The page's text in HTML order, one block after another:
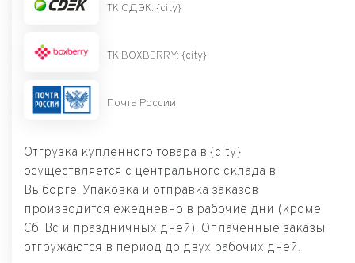
ТК СДЭК: {city}
ТК BOXBERRY: {city}
Почта России
Отгрузка купленного товара в {city}
осуществляется с центрального склада в
Выборге. Упаковка и отправка заказов
производится ежедневно в рабочие дни (кроме
Сб, Вс и праздничных дней). Оплаченные заказы
отгружаются в период до двух рабочих дней.